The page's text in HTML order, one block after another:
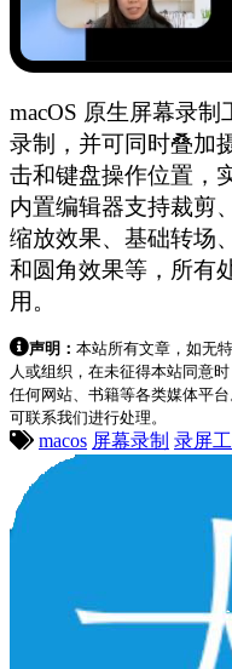
macOS 原生屏幕录
录制，并可同时叠加
击和键盘操作位置，
内置编辑器支持裁剪
缩放效果、基础转场
和圆角效果等，所有
用。
声明： 本站所有文章，如无
人或组织，在未征得本站同意
任何网站、书籍等各类媒体平
可联系我们进行处理。
macos 屏幕录制 录屏